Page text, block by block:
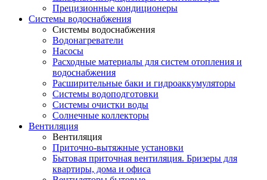
Прецизионные кондиционеры
Системы водоснабжения
Системы водоснабжения
Водонагреватели
Насосы
Расходные материалы для систем отопления и
водоснабжения
Расширительные баки и гидроаккумуляторы
Системы водоподготовки
Системы очистки воды
Солнечные коллекторы
Вентиляция
Вентиляция
Приточно-вытяжные установки
Бытовая приточная вентиляция. Бризеры для
квартиры, дома и офиса